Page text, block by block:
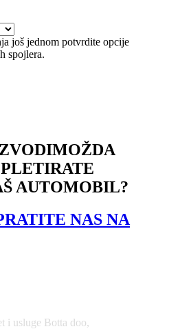
još jednom potvrdite opcije
spojlera.
MOŽDA
AUTOMOBIL?
NAS NA
i usluge Botta doo,